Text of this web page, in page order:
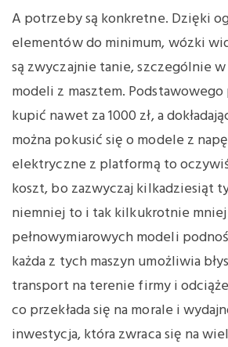
A potrzeby są konkretne. Dzięki
elementów do minimum, wózki
są zwyczajnie tanie, szczególnie
modeli z masztem. Podstawowego
kupić nawet za 1000 zł, a
można pokusić się o modele z
elektryczne z platformą to
koszt, bo zazwyczaj kilkadziesiąt
niemniej to i tak kilkukrotnie
pełnowymiarowych modeli
każda z tych maszyn umożliwia
transport na terenie firmy i
co przekłada się na morale i
inwestycja, która zwraca się na